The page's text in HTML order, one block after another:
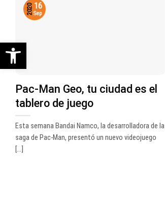
Pac-Man Geo, tu ciudad es el
tablero de juego
Esta semana Bandai Namco, la desarrolladora de la
saga de Pac-Man, presentó un nuevo videojuego
[...]
16
Sep
2020
Abrir barra de herramientas